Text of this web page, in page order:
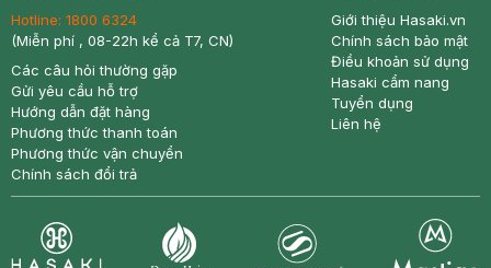
Hotline: 1800 6324
(Miễn phí , 08-22h kể cả T7, CN)
Các câu hỏi thường gặp
Gửi yêu cầu hỗ trợ
Hướng dẫn đặt hàng
Phương thức thanh toán
Phương thức vận chuyển
Chính sách đổi trả
Giới thiệu Hasaki.vn
Chính sách bảo mật
Điều khoản sử dụng
Hasaki cẩm nang
Tuyển dụng
Liên hệ